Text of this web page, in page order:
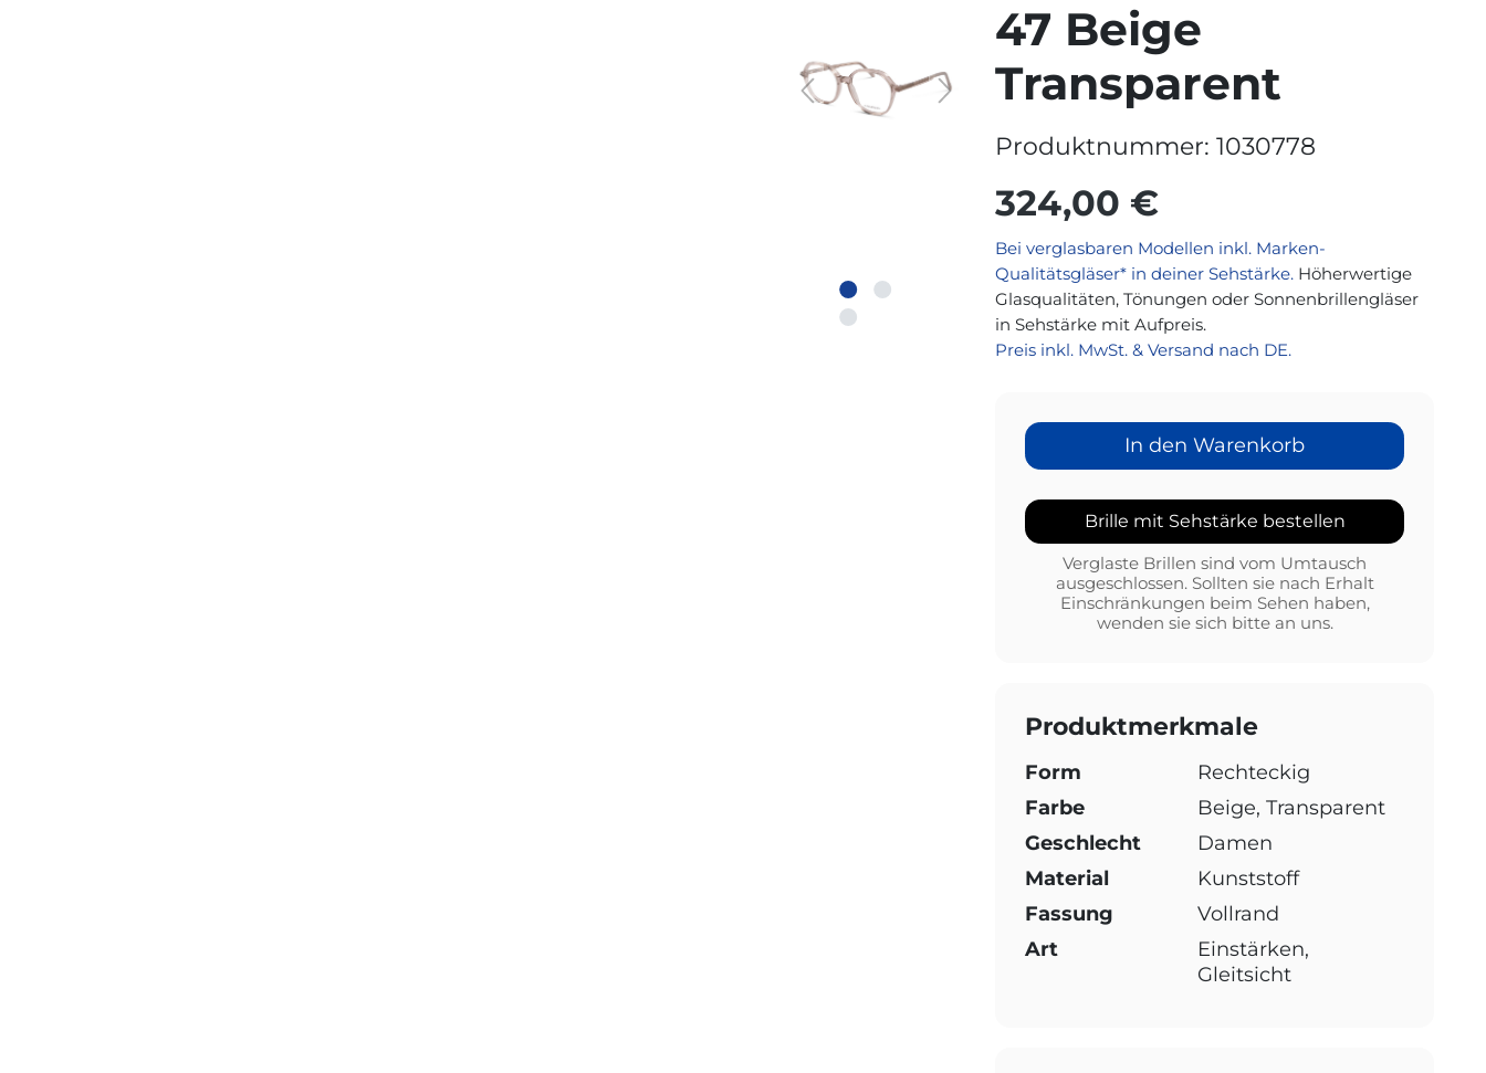
47 Beige
Transparent
Produktnummer:1030778
324,00 €
Bei verglasbaren Modellen inkl. Marken-
Qualitätsgläser* in deiner Sehstärke. Höherwertige
Glasqualitäten, Tönungen oder Sonnenbrillengläser
in Sehstärke mit Aufpreis.
Preis inkl. MwSt. & Versand nach DE.
In den Warenkorb
Brille mit Sehstärke bestellen
Verglaste Brillen sind vom Umtausch
ausgeschlossen. Sollten sie nach Erhalt
Einschränkungen beim Sehen haben,
wenden sie sich bitte an uns.
Produktmerkmale
Form
Rechteckig
Farbe
Beige, Transparent
Geschlecht
Damen
Material
Kunststoff
Fassung
Vollrand
Art
Einstärken,
Gleitsicht